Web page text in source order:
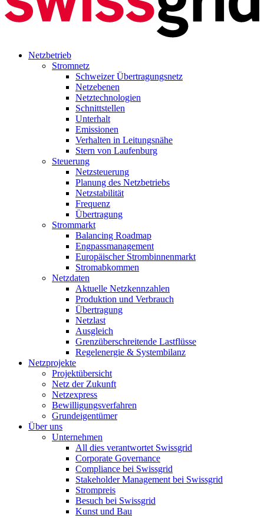
Netzbetrieb
Stromnetz
Schweizer Übertragungsnetz
Netzebenen
Netztechnologien
Schnittstellen
Unterhalt
Emissionen
Verhalten in Leitungsnähe
Stern von Laufenburg
Steuerung
Netzsteuerung
Planung des Netzbetriebs
Netzstabilität
Frequenz
Übertragung
Strommarkt
Balancing Roadmap
Engpassmanagement
Europäischer Strombinnenmarkt
Stromabkommen
Netzdaten
Aktuelle Netzkennzahlen
Produktion und Verbrauch
Übertragung
Netzlast
Ausgleich
Grenzüberschreitende Lastflüsse
Regelenergie & Systembilanz
Netzprojekte
Projektübersicht
Netz der Zukunft
Netzexpress
Bewilligungsverfahren
Grundeigentümer
Über uns
Unternehmen
All dies verantwortet Swissgrid
Corporate Governance
Compliance bei Swissgrid
Stakeholder Management bei Swissgrid
Strompreis
Besuch bei Swissgrid
Kunst und Bau